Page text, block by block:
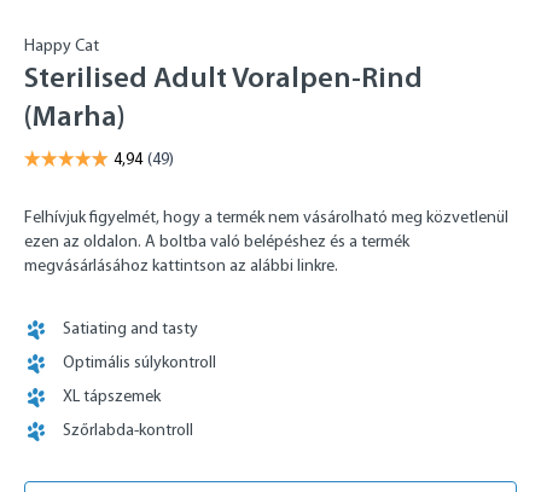
Happy Cat
Sterilised Adult Voralpen-Rind
(Marha)
Felhívjuk figyelmét, hogy a termék nem vásárolható meg közvetlenül
ezen az oldalon. A boltba való belépéshez és a termék
megvásárlásához kattintson az alábbi linkre.
Satiating and tasty
Optimális súlykontroll
XL tápszemek
Szőrlabda-kontroll